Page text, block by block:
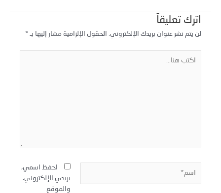
اترك تعليقاً
لن يتم نشر عنوان بريدك الإلكتروني. الحقول الإلزامية مشار إليها بـ
احفظ اسمي،
بريدي الإلكتروني،
والموقع